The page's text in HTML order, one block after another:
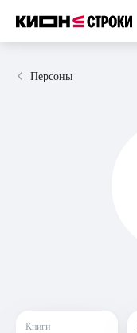
Персоны
Книги